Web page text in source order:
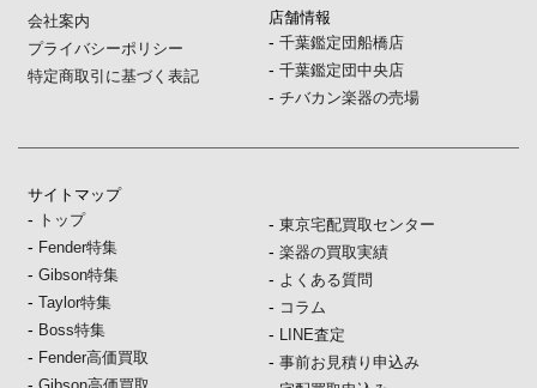
会社案内
プライバシーポリシー
特定商取引に基づく表記
店舗情報
- 千葉鑑定団船橋店
- 千葉鑑定団中央店
- チバカン楽器の売場
サイトマップ
- トップ
- Fender特集
-Gibson特集
-Taylor特集
- Boss特集
- Fender高価買取
- 東京宅配買取センター
- 楽器の買取実績
- よくある質問
- コラム
- LINE査定
- 事前お見積り申込み